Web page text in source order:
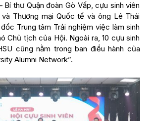
Bí thư Quận đoàn Gò Vấp, cựu sinh viên
Thương mại Quốc tế và ông Lê Thái
Trung tâm Trải nghiệm việc làm sinh
Chủ tịch của Hội. Ngoài ra, 10 cựu sinh
cũng nằm trong ban điều hành của
Alumni Network”.